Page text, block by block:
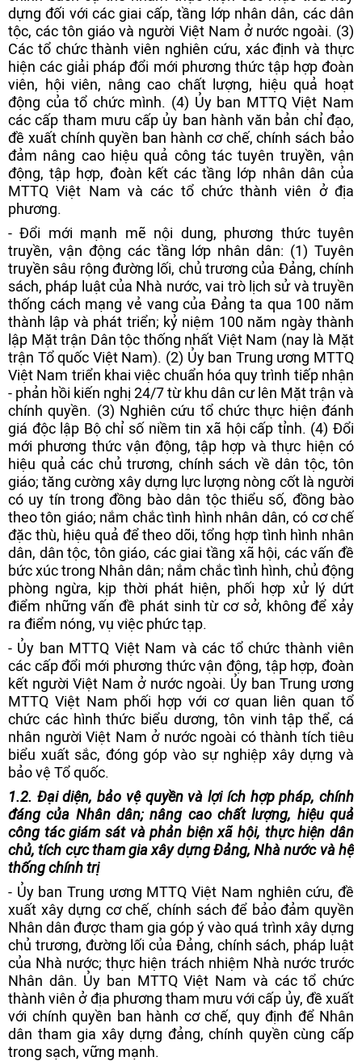
dựng đối với các giai cấp, tầng lớp nhân dân, các dân
tộc, các tôn giáo và người Việt Nam ở nước ngoài. (3)
Các tổ chức thành viên nghiên cứu, xác định và thực
hiện các giải pháp đổi mới phương thức tập hợp đoàn
viên, hội viên, nâng cao chất lượng, hiệu quả hoạt
động của tổ chức mình. (4) Ủy ban MTTQ Việt Nam
các cấp tham mưu cấp ủy ban hành văn bản chỉ đạo,
đề xuất chính quyền ban hành cơ chế, chính sách bảo
đảm nâng cao hiệu quả công tác tuyên truyền, vận
động, tập hợp, đoàn kết các tầng lớp nhân dân của
MTTQ Việt Nam và các tổ chức thành viên ở địa
phương.
- Đổi mới mạnh mẽ nội dung, phương thức tuyên
truyền, vận động các tầng lớp nhân dân: (1) Tuyên
truyền sâu rộng đường lối, chủ trương của Đảng, chính
sách, pháp luật của Nhà nước, vai trò lịch sử và truyền
thống cách mạng vẻ vang của Đảng ta qua 100 năm
thành lập và phát triển; kỷ niệm 100 năm ngày thành
lập Mặt trận Dân tộc thống nhất Việt Nam (nay là Mặt
trận Tổ quốc Việt Nam). (2) Ủy ban Trung ương MTTQ
Việt Nam triển khai việc chuẩn hóa quy trình tiếp nhận
- phản hồi kiến nghị 24/7 từ khu dân cư lên Mặt trận và
chính quyền. (3) Nghiên cứu tổ chức thực hiện đánh
giá độc lập Bộ chỉ số niềm tin xã hội cấp tỉnh. (4) Đổi
mới phương thức vận động, tập hợp và thực hiện có
hiệu quả các chủ trương, chính sách về dân tộc, tôn
giáo; tăng cường xây dựng lực lượng nòng cốt là người
có uy tín trong đồng bào dân tộc thiểu số, đồng bào
theo tôn giáo; nắm chắc tình hình nhân dân, có cơ chế
đặc thù, hiệu quả để theo dõi, tổng hợp tình hình nhân
dân, dân tộc, tôn giáo, các giai tầng xã hội, các vấn đề
bức xúc trong Nhân dân; nắm chắc tình hình, chủ động
phòng ngừa, kịp thời phát hiện, phối hợp xử lý dứt
điểm những vấn đề phát sinh từ cơ sở, không để xảy
ra điểm nóng, vụ việc phức tạp.
- Ủy ban MTTQ Việt Nam và các tổ chức thành viên
các cấp đổi mới phương thức vận động, tập hợp, đoàn
kết người Việt Nam ở nước ngoài. Ủy ban Trung ương
MTTQ Việt Nam phối hợp với cơ quan liên quan tổ
chức các hình thức biểu dương, tôn vinh tập thể, cá
nhân người Việt Nam ở nước ngoài có thành tích tiêu
biểu xuất sắc, đóng góp vào sự nghiệp xây dựng và
bảo vệ Tổ quốc.
1.2. Đại diện, bảo vệ quyền và lợi ích hợp pháp, chính
đáng của Nhân dân; nâng cao chất lượng, hiệu quả
công tác giám sát và phản biện xã hội, thực hiện dân
chủ, tích cực tham gia xây dựng Đảng, Nhà nước và hệ
thống chính trị
- Ủy ban Trung ương MTTQ Việt Nam nghiên cứu, đề
xuất xây dựng cơ chế, chính sách để bảo đảm quyền
Nhân dân được tham gia góp ý vào quá trình xây dựng
chủ trương, đường lối của Đảng, chính sách, pháp luật
của Nhà nước; thực hiện trách nhiệm Nhà nước trước
Nhân dân. Ủy ban MTTQ Việt Nam và các tổ chức
thành viên ở địa phương tham mưu với cấp ủy, đề xuất
với chính quyền ban hành cơ chế, quy định để Nhân
dân tham gia xây dựng đảng, chính quyền cùng cấp
trong sạch, vững mạnh.